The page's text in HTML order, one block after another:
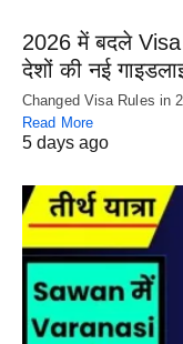
2026 में बदले
देशों की नई
Changed Visa Rules in
Read More
5 days ago